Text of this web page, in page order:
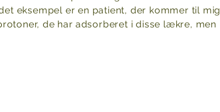
eksempel er en patient, der kommer til mig
de har adsorberet i disse lækre, men